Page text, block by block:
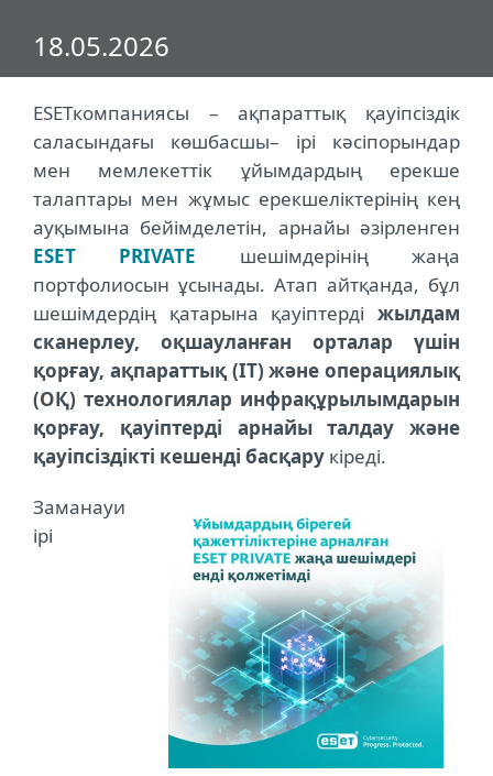
18.05.2026
ESETкомпаниясы –ақпараттық қауіпсіздік
саласындағы көшбасшы– ірі кәсіпорындар
мен мемлекеттік ұйымдардың ерекше
талаптары мен жұмыс ерекшеліктерінің кең
ауқымына бейімделетін, арнайы әзірленген
ESET PRIVATE шешімдерінің жаңа
портфолиосын ұсынады. Атап айтқанда, бұл
шешімдердің қатарына қауіптерді жылдам
сканерлеу, оқшауланған орталар үшін
қорғау, ақпараттық (IT) және операциялық
(ОҚ) технологиялар инфрақұрылымдарын
қорғау, қауіптерді арнайы талдау және
қауіпсіздікті кешенді басқару кіреді.
Заманауи
ірі